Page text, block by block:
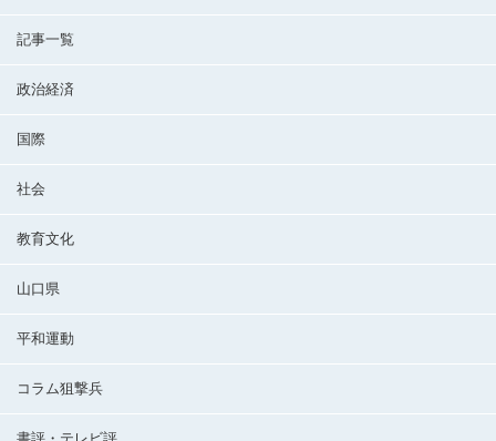
記事一覧
政治経済
国際
社会
教育文化
山口県
平和運動
コラム狙撃兵